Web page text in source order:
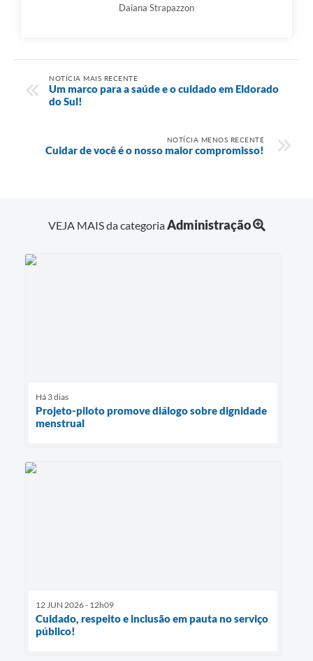
Daiana Strapazzon
NOTÍCIA MAIS RECENTE
Um marco para a saúde e o cuidado em Eldorado
do Sul!
NOTÍCIA MENOS RECENTE
Cuidar de você é o nosso maior compromisso!
VEJA MAIS da categoriaAdministração
Há 3 dias
Projeto-piloto promove diálogo sobre dignidade
menstrual
12 JUN 2026 - 12h09
Cuidado, respeito e inclusão em pauta no serviço
público!